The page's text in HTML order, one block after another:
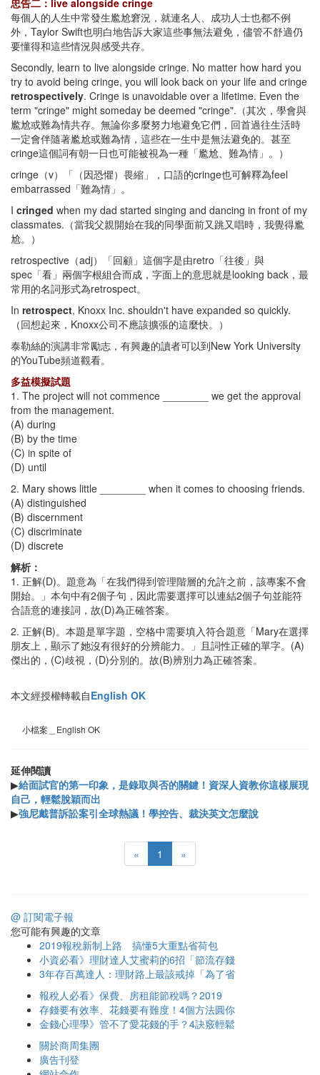
忠告二：live alongside cringe
每個人的人生中常發生尷尬窘況，就連名人、成功人士也都不例
外，Taylor Swift也明白地告訴大家這些事無法避免，儘管不舒適仍
要懂得和這些情況與感受共存。
Secondly, learn to live alongside cringe. No matter how hard you
try to avoid being cringe, you will look back on your life and cringe
retrospectively. Cringe is unavoidable over a lifetime. Even the
term "cringe" might someday be deemed "cringe".（其次，學會與
尷尬或難為情共存。無論你多麼努力地避免它們，回首過往生活時
一定會伴隨著尷尬或難為情，這些在一生中是無法避免的。甚至
cringe這個詞有朝一日也可能被視為一種「尷尬、難為情」。）
cringe（v）「（因恐懼）畏縮」，口語的cringe也可解釋為feel
embarrassed「難為情」。
I cringed when my dad started singing and dancing in front of my
classmates.（當我父親開始在我的同學面前又跳又唱時，我覺得尷
尬。）
retrospective（adj）「回顧」這個字是由retro「往後」與
spec「看」兩個字根組合而成，字面上的意思就是looking back，最
常用的名詞形式為retrospect。
In retrospect, Knoxx Inc. shouldn't have expanded so quickly.
（回想起來，Knoxx公司不應該擴張的這麼快。）
泰勒絲的演講非常勵志，有興趣的讀者可以到New York University
的YouTube頻道觀看。
多益模擬試題
1. The project will not commence ________ we get the approval
from the management.
(A) during
(B) by the time
(C) in spite of
(D) until
2. Mary shows little ________ when it comes to choosing friends.
(A) distinguished
(B) discernment
(C) discriminate
(D) discrete
解析：
1. 正解(D)。題意為「在我們得到管理階層的允許之前，該專案不會
開始。」本句中有2個子句，因此需要選擇可以連結2個子句並能符
合語意的連接詞，故(D)為正確答案。
2. 正解(B)。本題是單字題，空格中需要填入符合題意「Mary在選擇
朋友上，顯示了她沒有很好的分辨能力。」且詞性正確的單字。(A)
傑出的，(C)歧視，(D)分別的。故(B)辨別力為正確答案。
本文經授權轉載自English OK
小檔案＿English OK
延伸閱讀
▶給面試官的第一印象，是錄取與否的關鍵！資深人資教你這樣展現
自己，輕鬆脫穎而出
▶強尼戴普訴訟案引全球熱議！學控告、裁決英文怎麼說
« 1 »
@ 訂閱電子報
您可能有興趣的文章
2019報稅新制上路 搞懂5大重點省荷包
小資必看》理財達人艾蜜莉的6招「節流存錢
3年存百萬達人：理財路上最該戒掉「為了省
報稅人必看》保費、房租能節稅嗎？2019
存錢要有效率、花錢要有難度！4個方法圓你
金錢心理學》管不了愛花錢的手？4訣竅輕鬆
關於商周集團
廣告刊登